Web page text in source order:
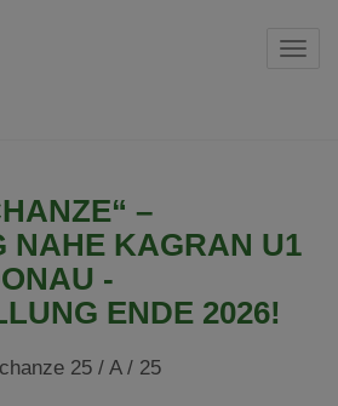
–
NAHE KAGRAN U1
-
ENDE 2026!
25 / A / 25